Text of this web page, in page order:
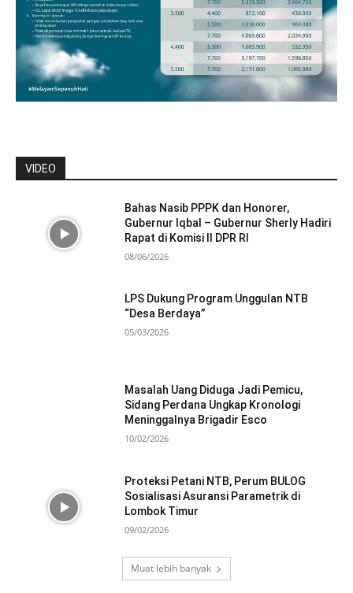
VIDEO
Bahas Nasib PPPK dan Honorer,
Gubernur Iqbal – Gubernur Sherly Hadiri
Rapat di Komisi II DPR RI
08/06/2026
LPS Dukung Program Unggulan NTB
“Desa Berdaya”
05/03/2026
Masalah Uang Diduga Jadi Pemicu,
Sidang Perdana Ungkap Kronologi
Meninggalnya Brigadir Esco
10/02/2026
Proteksi Petani NTB, Perum BULOG
Sosialisasi Asuransi Parametrik di
Lombok Timur
09/02/2026
Muat lebih banyak